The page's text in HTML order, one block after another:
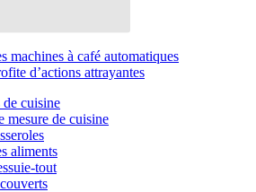
machines à café automatiques
d’actions attrayantes
de cuisine
mesure de cuisine
aliments
tout